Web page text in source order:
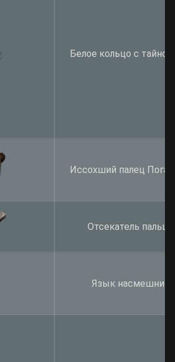
Белое кольцо с
Иссохший палец
Отсекатель
Язык насмешника